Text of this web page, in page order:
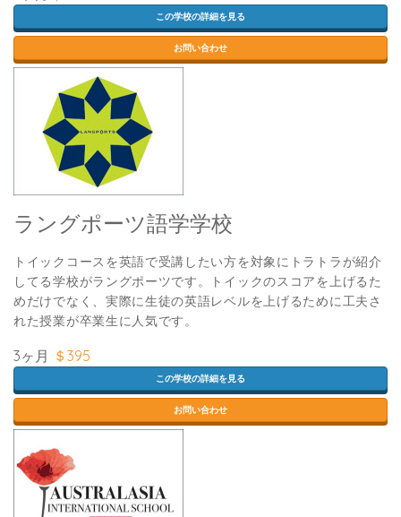
この学校の詳細を見る
お問い合わせ
ラングポーツ語学学校
トイックコースを英語で受講したい方を対象にトラトラが紹介
してる学校がラングポーツです。トイックのスコアを上げるた
めだけでなく、実際に生徒の英語レベルを上げるために工夫さ
れた授業が卒業生に人気です。
3ヶ月 ＄395
この学校の詳細を見る
お問い合わせ